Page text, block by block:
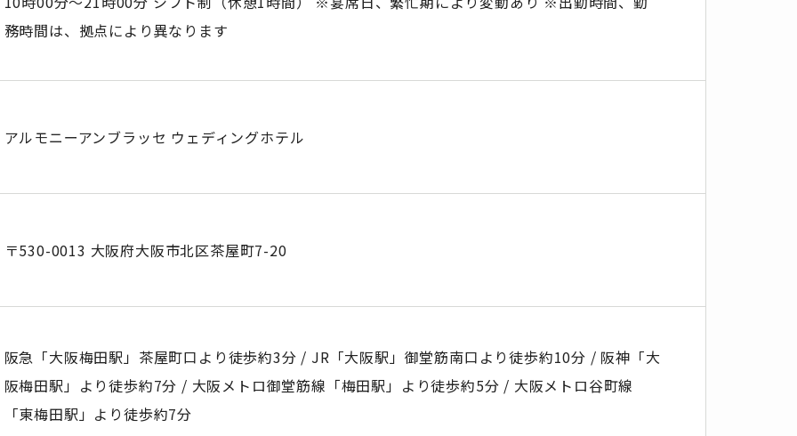
務時間は、拠点により異なります
アルモニーアンブラッセ ウェディングホテル
〒530-0013 大阪府大阪市北区茶屋町7-20
阪急「大阪梅田駅」茶屋町口より徒歩約3分 / JR「大阪駅」御堂筋南口より徒歩約10分 / 阪神「大
阪梅田駅」より徒歩約7分 / 大阪メトロ御堂筋線「梅田駅」より徒歩約5分 / 大阪メトロ谷町線
「東梅田駅」より徒歩約7分